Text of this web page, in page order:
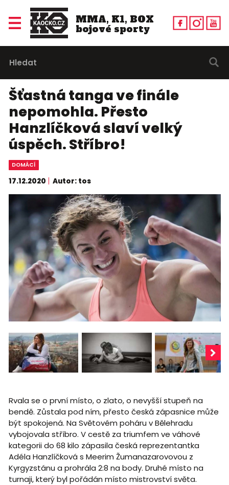
MMA, K1, BOX
bojové sporty
Šťastná tanga ve finále
nepomohla. Přesto
Hanzlíčková slaví velký
úspěch. Stříbro!
DOMÁCÍ
17.12.2020 Autor: tos
Rvala se o první místo, o zlato, o nevyšší stupeň na
bendě. Zůstala pod ním, přesto česká zápasnice může
být spokojená. Na Světovém poháru v Bělehradu
vybojovala stříbro. V cestě za triumfem ve váhové
kategorii do 68 kilo zápasila česká reprezentantka
Adéla Hanzlíčková s Meerim Žumanazarovovou z
Kyrgyzstánu a prohrála 2:8 na body. Druhé místo na
turnaji, který byl pořádán místo mistrovství světa.